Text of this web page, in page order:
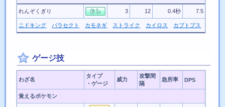
れんぞくぎり 3 12 0.4秒 7.5
ニドキング パラセクト カモネギ ストライク カイロス カブトプス
ゲージ技
わざ名
タイプ
・ゲージ
威力
攻撃間
隔
急所率 DPS
覚えるポケモン